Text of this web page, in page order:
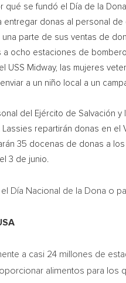
qué se fundó el Día de la
entregar donas al personal
una parte de sus ventas de
a ocho estaciones de
USS Midway, las mujeres
a un niño local a un
del Ejército de Salvación
Lassies repartirán donas en el
35 docenas de donas a
3 de junio.
Día Nacional de la Dona o
a casi 24 millones de
alimentos para los